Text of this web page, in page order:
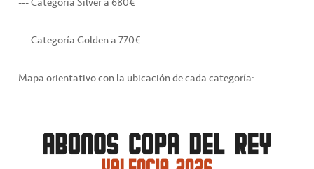
--- Categoría Golden a 770€
Mapa orientativo con la ubicación de cada categoría: